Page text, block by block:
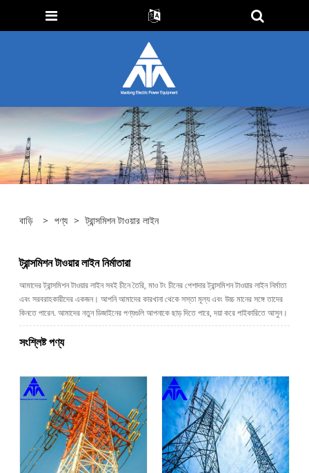
বাড়ি > পণ্য > ট্রান্সমিশন টাওয়ার লাইন
ট্রান্সমিশন টাওয়ার লাইন নির্মাতারা
আমাদের ট্রান্সমিশন টাওয়ার লাইন সবই চীনে তৈরি, মাও টং চীনের পেশাদার ট্রান্সমিশন টাওয়ার লাইন নির্মাতা
এবং সরবরাহকারীদের একজন। আপনি আমাদের কারখানা থেকে সস্তা মূল্য এবং উচ্চ মানের সঙ্গে তাদের
কিনতে পারেন. আমাদের নতুন ডিজাইনের পণ্যগুলি আপনাকে ছাড় দিতে পারে, দয়া করে পাইকারিতে আসুন।
সংশ্লিষ্ট পণ্য